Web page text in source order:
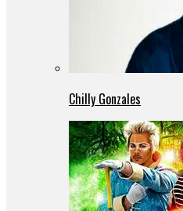
Chilly Gonzales